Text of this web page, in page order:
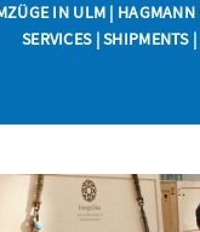
IN ULM | HAGMANN
SERVICES| SHIPMENTS